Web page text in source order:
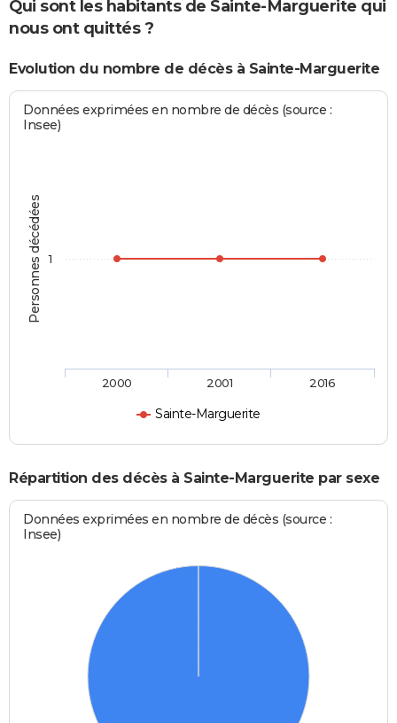
Qui sont les habitants de Sainte-Marguerite qui
nous ont quittés ?
Evolution du nombre de décès à Sainte-Marguerite
Personnes décédées
Données exprimées en nombre de décès (source :
Insee)
Sainte-Marguerite
2000 2001 2016
1
Répartition des décès à Sainte-Marguerite par sexe
Données exprimées en nombre de décès (source :
Insee)